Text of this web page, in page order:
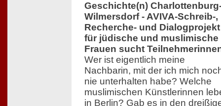
Geschichte(n)
Wilmersdorf - AVIVA-Schreib-,
Recherche- und Dialogprojekt
für jüdische und muslimische
Frauen sucht
Wer ist eigentlich meine
Nachbarin, mit der ich mich
nie unterhalten habe? Welche
muslimischen Künstlerinnen
in Berlin? Gab es in den